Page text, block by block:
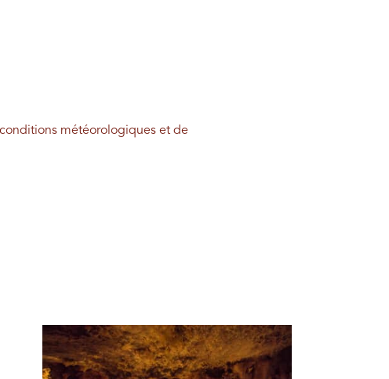
météorologiques et de